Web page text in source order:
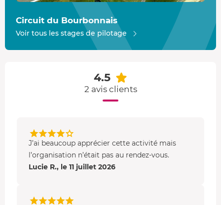
Circuit du Bourbonnais
Voir tous les stages de pilotage
4.5
2 avis clients
J’ai beaucoup apprécier cette activité mais
l’organisation n’était pas au rendez-vous.
Lucie R., le 11 juillet 2026